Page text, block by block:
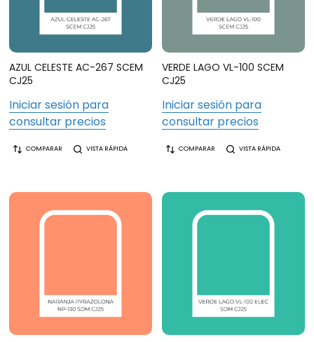
AZUL CELESTE AC-267 SCEM
CJ25
Iniciar sesión para
consultar precios
COMPARAR VISTA RÁPIDA
VERDE LAGO VL-100 SCEM
CJ25
Iniciar sesión para
consultar precios
COMPARAR VISTA RÁPIDA